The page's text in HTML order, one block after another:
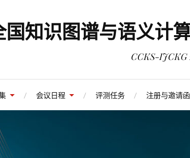
国知识图谱与语义计
CCKS-IJCKG
会议日程 评测任务 注册与邀请函